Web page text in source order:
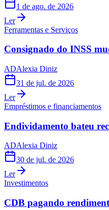
1 de ago. de 2026
Ler
Ferramentas e Serviços
Consignado do INSS
ADAlexia Diniz
31 de jul. de 2026
Ler
Empréstimos e financiamentos
Endividamento bateu
ADAlexia Diniz
30 de jul. de 2026
Ler
Investimentos
CDB pagando